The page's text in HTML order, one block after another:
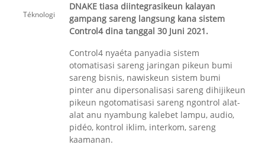
DNAKE tiasa diintegrasikeun kalayan
gampang sareng langsung kana sistem
Control4 dina tanggal 30 Juni 2021.
Control4 nyaéta panyadia sistem
otomatisasi sareng jaringan pikeun bumi
sareng bisnis, nawiskeun sistem bumi
pinter anu dipersonalisasi sareng dihijikeun
pikeun ngotomatisasi sareng ngontrol alat-
alat anu nyambung kalebet lampu, audio,
pidéo, kontrol iklim, interkom, sareng
kaamanan.